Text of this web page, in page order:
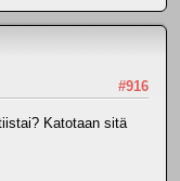
#916
Katotaan sitä